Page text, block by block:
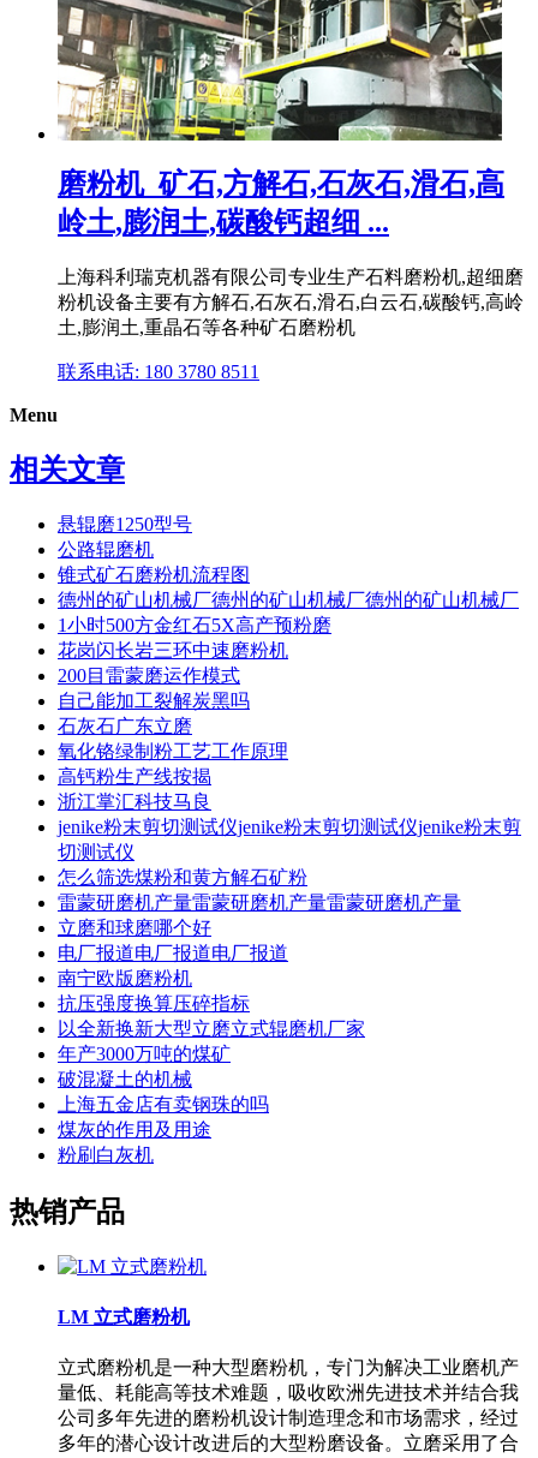
磨粉机_矿石,方解石,石灰石,滑石,高
岭土,膨润土,碳酸钙超细 ...
上海科利瑞克机器有限公司专业生产石料磨粉机,超细磨
粉机设备主要有方解石,石灰石,滑石,白云石,碳酸钙,高岭
土,膨润土,重晶石等各种矿石磨粉机
联系电话: 180 3780 8511
Menu
相关文章
悬辊磨1250型号
公路辊磨机
锥式矿石磨粉机流程图
德州的矿山机械厂德州的矿山机械厂德州的矿山机械厂
1小时500方金红石5X高产预粉磨
花岗闪长岩三环中速磨粉机
200目雷蒙磨运作模式
自己能加工裂解炭黑吗
石灰石广东立磨
氧化铬绿制粉工艺工作原理
高钙粉生产线按揭
浙江掌汇科技马良
jenike粉末剪切测试仪jenike粉末剪切测试仪jenike粉末剪
切测试仪
怎么筛选煤粉和黄方解石矿粉
雷蒙研磨机产量雷蒙研磨机产量雷蒙研磨机产量
立磨和球磨哪个好
电厂报道电厂报道电厂报道
南宁欧版磨粉机
抗压强度换算压碎指标
以全新换新大型立磨立式辊磨机厂家
年产3000万吨的煤矿
破混凝土的机械
上海五金店有卖钢珠的吗
煤灰的作用及用途
粉刷白灰机
热销产品
LM 立式磨粉机
立式磨粉机是一种大型磨粉机，专门为解决工业磨机产
量低、耗能高等技术难题，吸收欧洲先进技术并结合我
公司多年先进的磨粉机设计制造理念和市场需求，经过
多年的潜心设计改进后的大型粉磨设备。立磨采用了合